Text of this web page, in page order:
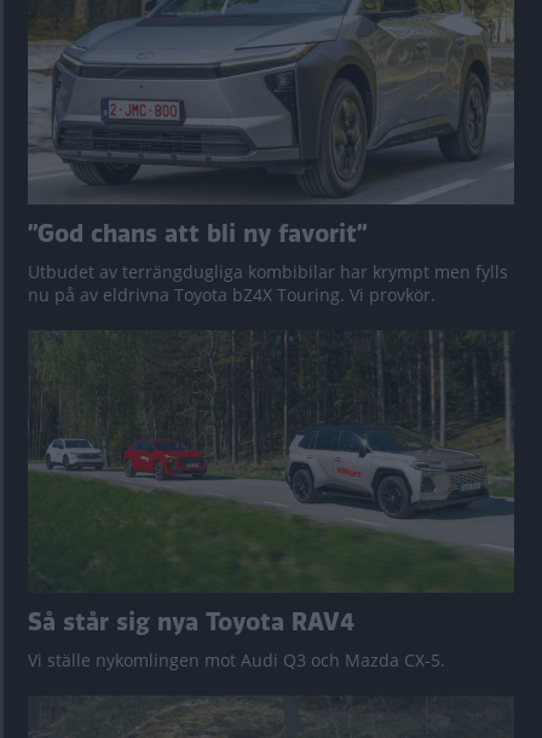
”God chans att bli ny favorit”
Utbudet av terrängdugliga kombibilar har krympt men fylls
nu på av eldrivna Toyota bZ4X Touring. Vi provkör.
Så står sig nya Toyota RAV4
Vi ställe nykomlingen mot Audi Q3 och Mazda CX-5.